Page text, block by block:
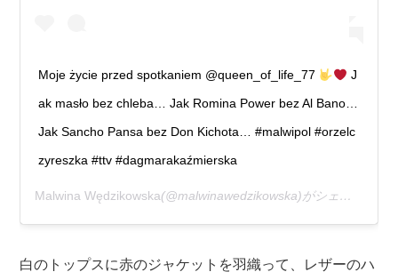
Moje życie przed spotkaniem @queen_of_life_77
J
ak masło bez chleba… Jak Romina Power bez Al Bano…
Jak Sancho Pansa bez Don Kichota… #malwipol #orzelc
zyreszka #ttv #dagmarakaźmierska
Malwina Wędzikowska(@malwinawedzikowska)がシェアした投稿 –
白のトップスに赤のジャケットを羽織って、レザーのハ